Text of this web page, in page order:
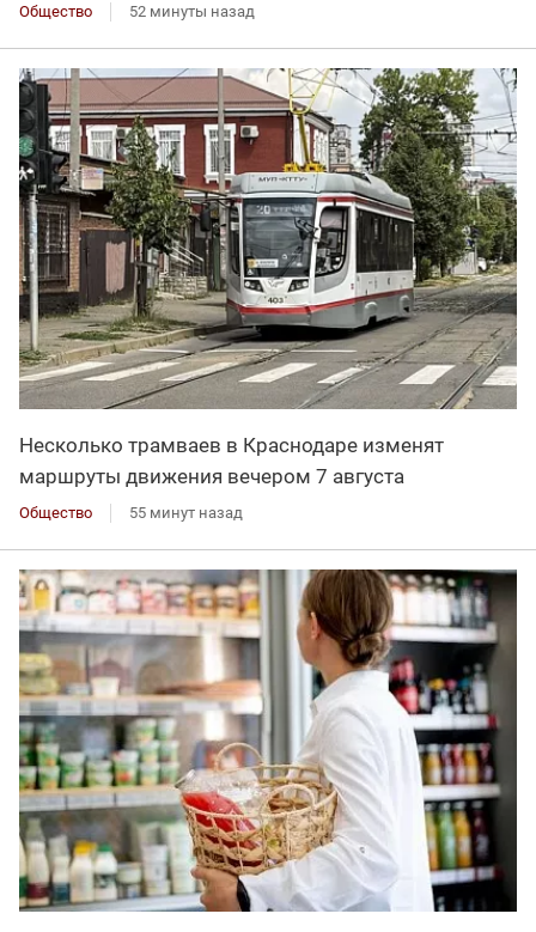
Общество 52 минуты назад
Несколько трамваев в Краснодаре изменят
маршруты движения вечером 7 августа
Общество 55 минут назад